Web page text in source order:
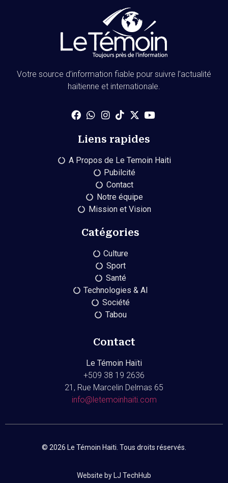
Votre source d’information fiable pour suivre l’actualité
haïtienne et internationale.
Liens rapides
A Propos de Le Temoin Haiti
Pubilcité
Contact
Notre équipe
Mission et Vision
Catégories
Culture
Sport
Santé
Technologies & AI
Société
Tabou
Contact
Le Témoin Haïti
+509 38 19 2636
21, Rue Marcelin Delmas 65
info@letemoinhaiti.com
© 2026 Le Témoin Haiti. Tous droits réservés.
Website by LJ TechHub